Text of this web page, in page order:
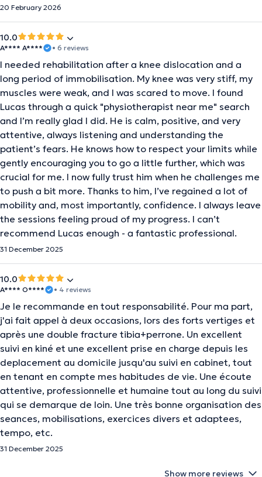
20 February 2026
10.0
A**** A**** • 6 reviews
I needed rehabilitation after a knee dislocation and a
long period of immobilisation. My knee was very stiff, my
muscles were weak, and I was scared to move. I found
Lucas through a quick "physiotherapist near me" search
and I’m really glad I did. He is calm, positive, and very
attentive, always listening and understanding the
patient’s fears. He knows how to respect your limits while
gently encouraging you to go a little further, which was
crucial for me. I now fully trust him when he challenges me
to push a bit more. Thanks to him, I’ve regained a lot of
mobility and, most importantly, confidence. I always leave
the sessions feeling proud of my progress. I can’t
recommend Lucas enough - a fantastic professional.
31 December 2025
10.0
A**** O**** • 4 reviews
Je le recommande en tout responsabilité. Pour ma part,
j'ai fait appel à deux occasions, lors des forts vertiges et
après une double fracture tibia+perrone. Un excellent
suivi en kiné et une excellent prise en charge depuis les
deplacement au domicile jusqu'au suivi en cabinet, tout
en tenant en compte mes habitudes de vie. Une écoute
attentive, professionnelle et humaine tout au long du suivi
qui se demarque de loin. Une très bonne organisation des
seances, mobilisations, exercices divers et adaptees,
tempo, etc.
31 December 2025
Show more reviews